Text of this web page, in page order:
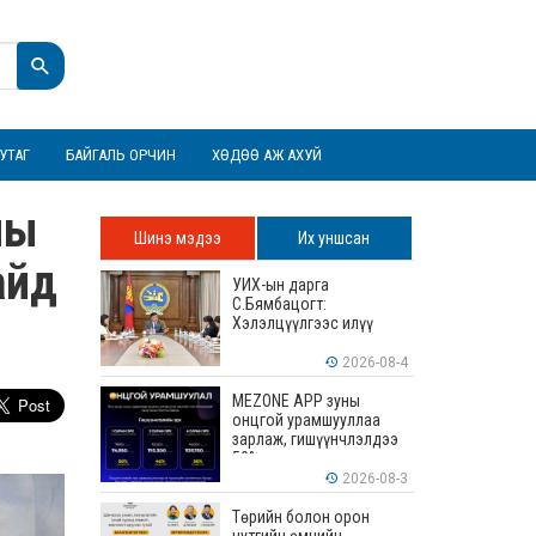
БАЙГАЛЬ ОРЧИН ХӨДӨӨ АЖ АХУЙ
Шинэ мэдээ Их уншсан
УИХ-ын дарга
С.Бямбацогт:
Хэлэлцүүлгээс илүү
илүү бодит үр дүн чухал
2026-08-4
MEZONE APP зуны
онцгой урамшууллаа
зарлаж, гишүүнчлэлдээ
50% хүртэлх хөнгөлөлт
үзүүлж эхэллээ 2026-08-3
Төрийн болон орон